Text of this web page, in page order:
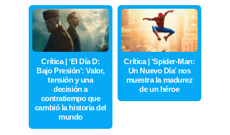
Crítica | ‘El Día D:
Bajo Presión’: Valor,
tensión y una
decisión a
contratiempo que
cambió la historia del
mundo
Crítica | ‘Spider-Man:
Un Nuevo Día’ nos
muestra la madurez
de un héroe